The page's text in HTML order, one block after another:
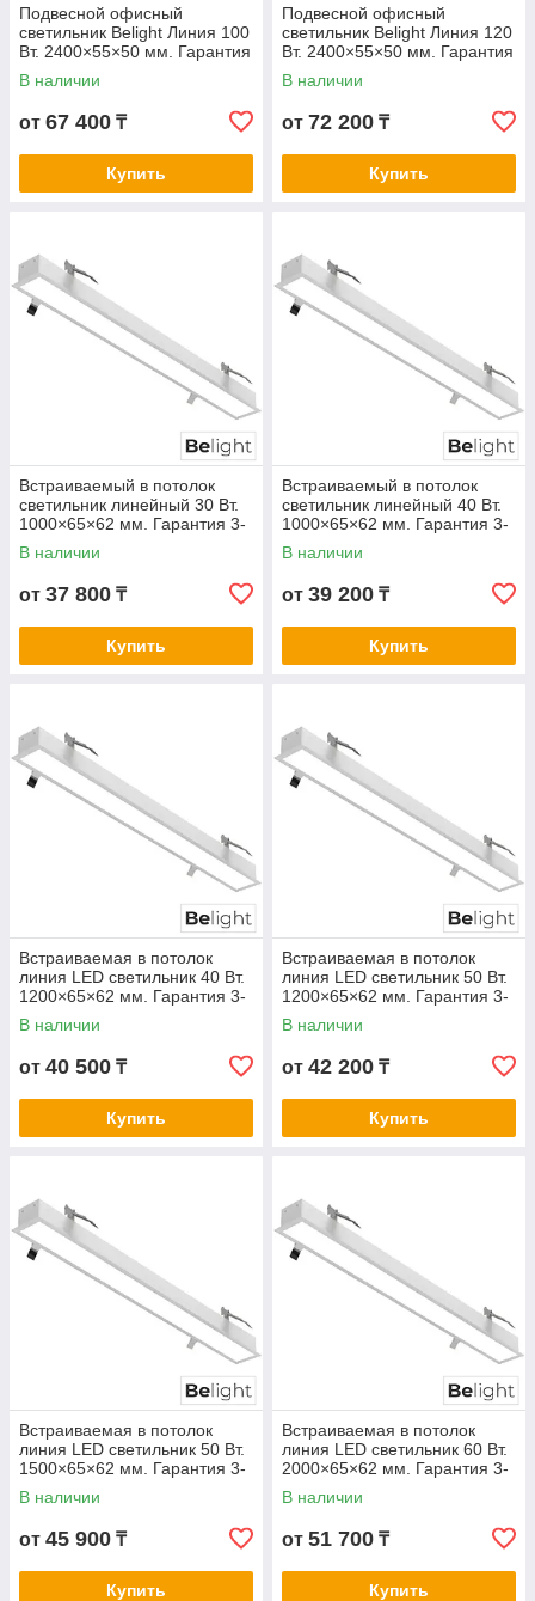
Подвесной офисный
светильник Belight Линия 100
Вт. 2400×55×50 мм. Гарантия
3- 5 лет. Сертификат СТ КЗ.
Любой цвет корпуса
В наличии
от 67 400 ₸
Купить
Подвесной офисный
светильник Belight Линия 120
Вт. 2400×55×50 мм. Гарантия
3- 5 лет. Сертификат СТ КЗ.
Любой цвет корпуса
В наличии
от 72 200 ₸
Купить
Встраиваемый в потолок
светильник линейный 30 Вт.
1000×65×62 мм. Гарантия 3-
5 лет. Сертификат СТ КЗ.
Любой цвет корпуса
В наличии
от 37 800 ₸
Купить
Встраиваемый в потолок
светильник линейный 40 Вт.
1000×65×62 мм. Гарантия 3-
5 лет. Сертификат СТ КЗ.
Любой цвет корпуса
В наличии
от 39 200 ₸
Купить
Встраиваемая в потолок
линия LED светильник 40 Вт.
1200×65×62 мм. Гарантия 3-
5 лет. Сертификат СТ КЗ.
Любой цвет корпуса
В наличии
от 40 500 ₸
Купить
Встраиваемая в потолок
линия LED светильник 50 Вт.
1200×65×62 мм. Гарантия 3-
5 лет. Сертификат СТ КЗ.
Любой цвет корпуса
В наличии
от 42 200 ₸
Купить
Встраиваемая в потолок
линия LED светильник 50 Вт.
1500×65×62 мм. Гарантия 3-
5 лет. Сертификат СТ КЗ.
Любой цвет корпуса
В наличии
от 45 900 ₸
Купить
Встраиваемая в потолок
линия LED светильник 60 Вт.
2000×65×62 мм. Гарантия 3-
5 лет. Сертификат СТ КЗ.
Любой цвет корпуса
В наличии
от 51 700 ₸
Купить